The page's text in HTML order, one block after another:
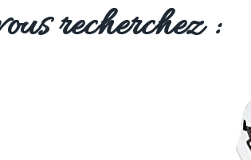
recherchez :